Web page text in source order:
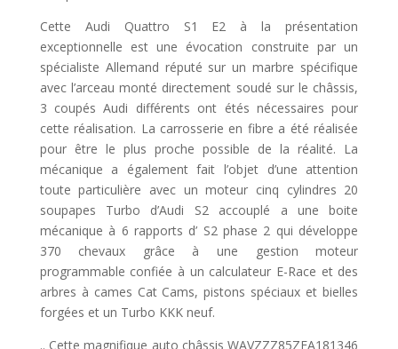
Cette Audi Quattro S1 E2 à la présentation
exceptionnelle est une évocation construite par un
spécialiste Allemand réputé sur un marbre spécifique
avec l’arceau monté directement soudé sur le châssis,
3 coupés Audi différents ont étés nécessaires pour
cette réalisation. La carrosserie en fibre a été réalisée
pour être le plus proche possible de la réalité. La
mécanique a également fait l’objet d’une attention
toute particulière avec un moteur cinq cylindres 20
soupapes Turbo d’Audi S2 accouplé a une boite
mécanique à 6 rapports d’ S2 phase 2 qui développe
370 chevaux grâce à une gestion moteur
programmable confiée à un calculateur E-Race et des
arbres à cames Cat Cams, pistons spéciaux et bielles
forgées et un Turbo KKK neuf.
.. Cette magnifique auto châssis WAVZZZ85ZFA181346